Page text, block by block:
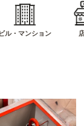
ビル・マンション